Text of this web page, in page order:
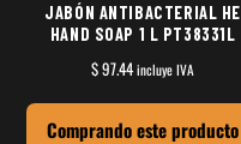
JABÓN ANTIBACTERIAL HE
HAND SOAP 1 L PT38331L
$97.44incluye IVA
Comprando este producto